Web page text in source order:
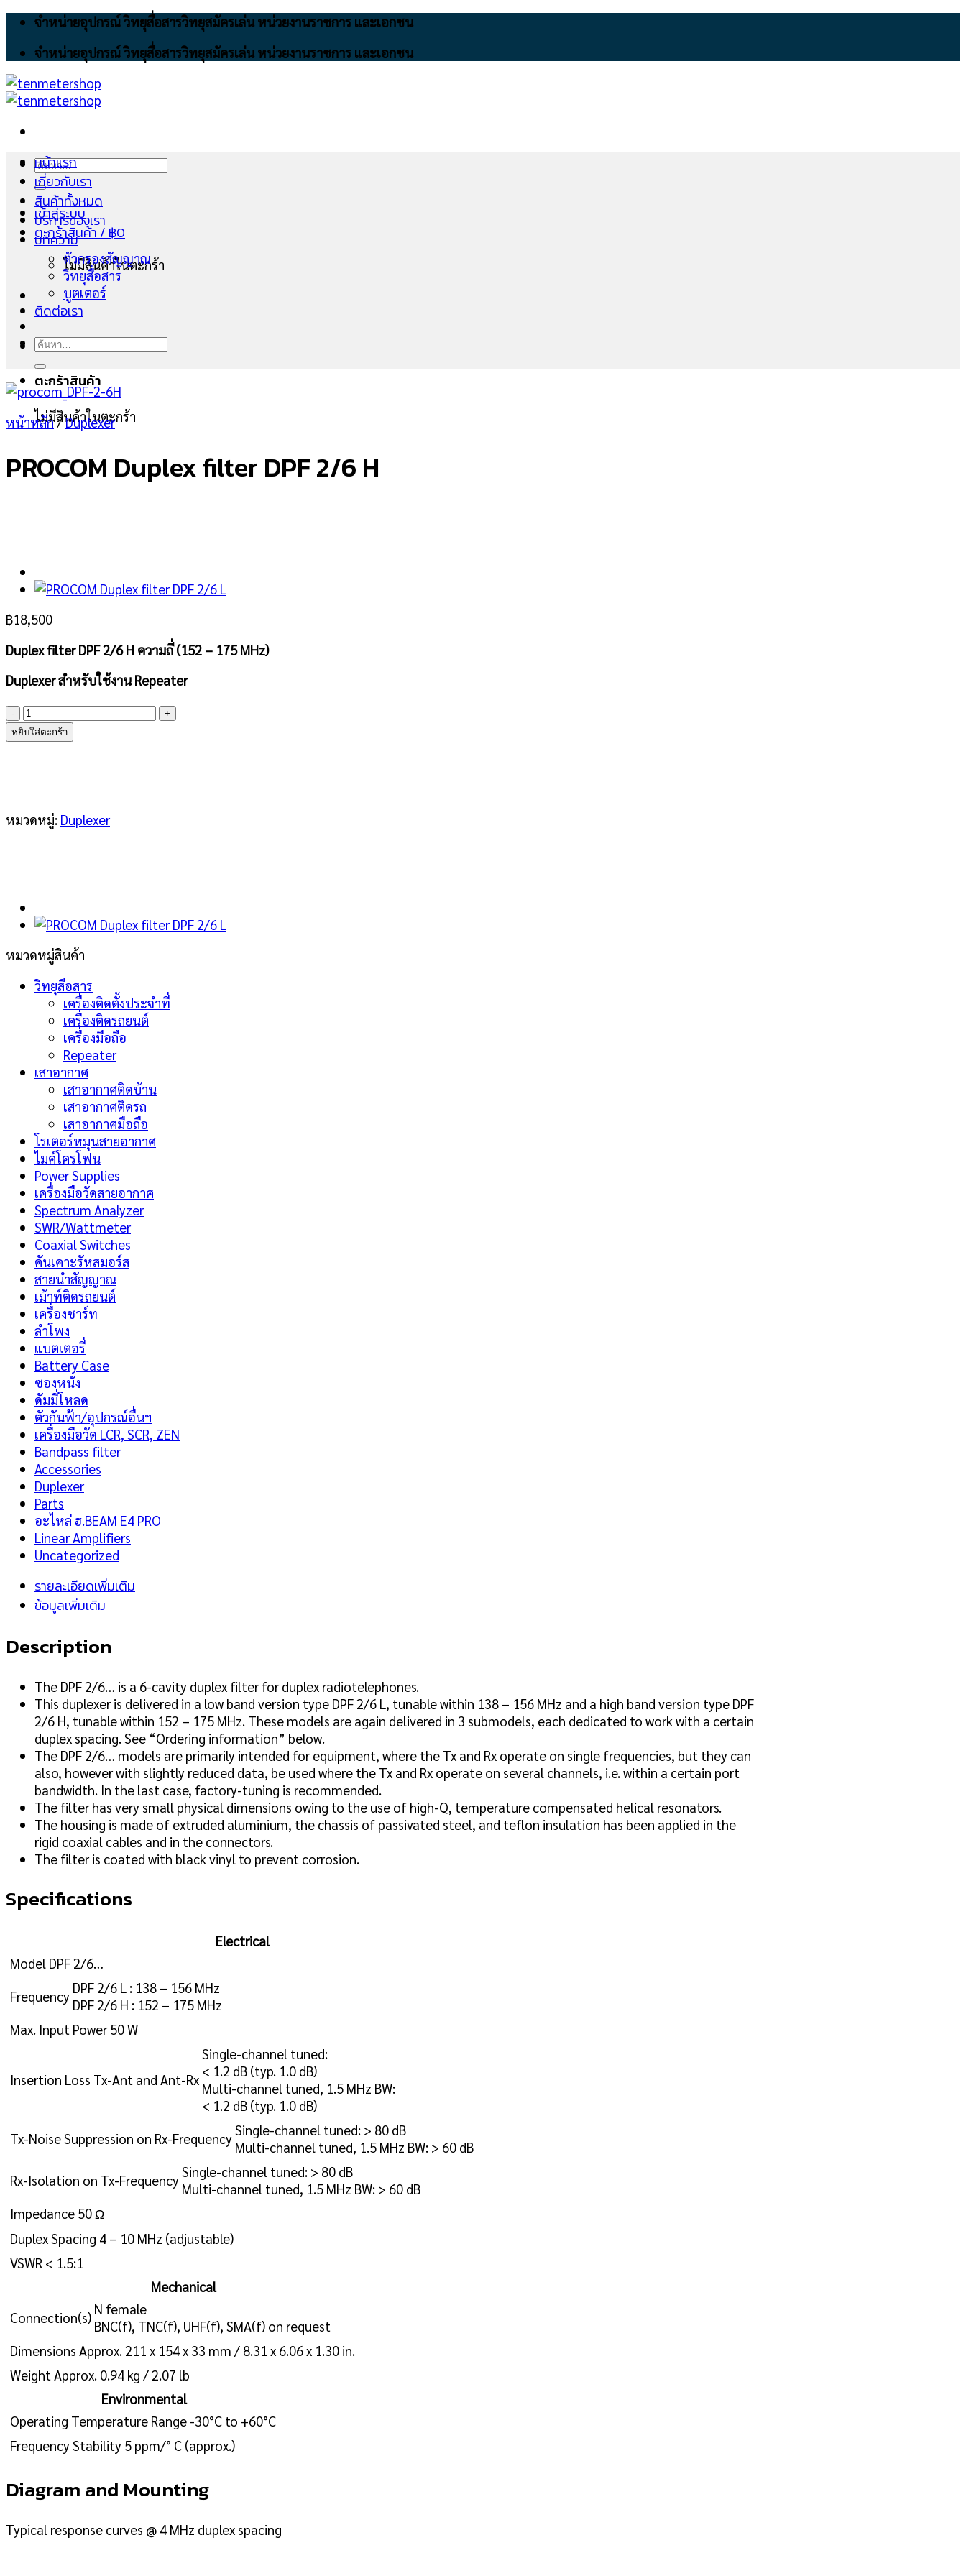
Skip
content
จำหน่ายอุปกรณ์ วิทยุสื่อสารวิทยุสมัครเล่น หน่วยงานราชการ และเอกชน
จำหน่ายอุปกรณ์ วิทยุสื่อสารวิทยุสมัครเล่น หน่วยงานราชการ และเอกชน
ค้นหา:
เข้าสู่ระบบ
ตะกร้าสินค้า /฿0
ไม่มีสินค้าในตะกร้า
ตะกร้าสินค้า
ไม่มีสินค้าในตะกร้า
หน้าแรก
เกี่ยวกับเรา
สินค้าทั้งหมด
บริการของเรา
บทความ
ตัวกรองสัญญาณ
วิทยุสื่อสาร
บูตเตอร์
ติดต่อเรา
ค้นหา:
หน้าหลัก/Duplexer
PROCOM Duplex filter DPF 2/6 H
฿18,500
Duplex filter DPF 2/6 H ความถี่ (152 – 175 MHz)
Duplexer สำหรับใช้งาน Repeater
จำนวน
PROCOM
Duplex
H
ชิ้น
หยิบใส่ตะกร้า
หมวดหมู่: Duplexer
หมวดหมู่สินค้า
วิทยุสือสาร
เครื่องติดตั้งประจำที่
เครื่องติดรถยนต์
เครื่องมือถือ
Repeater
เสาอากาศ
เสาอากาศติดบ้าน
เสาอากาศติดรถ
เสาอากาศมือถือ
โรเตอร์หมุนสายอากาศ
ไมค์โครโฟน
Power Supplies
เครื่องมือวัดสายอากาศ
Spectrum Analyzer
SWR/Wattmeter
Coaxial Switches
คันเคาะรัหสมอร์ส
สายนำสัญญาณ
เม้าท์ติดรถยนต์
เครื่องชาร์ท
ลำโพง
แบตเตอรี่
Battery Case
ซองหนัง
ดัมมี่โหลด
ตัวกันฟ้า/อุปกรณ์อื่นฯ
เครื่องมือวัด LCR, SCR, ZEN
Bandpass filter
Accessories
Duplexer
Parts
อะไหล่ ฮ.BEAM E4 PRO
Linear Amplifiers
Uncategorized
รายละเอียดเพิ่มเติม
ข้อมูลเพิ่มเติม
Description
The DPF 2/6… is a 6-cavity duplex filter for duplex radiotelephones.
This duplexer is delivered in a low band version type DPF 2/6 L, tunable within 138 – 156 MHz and a high band version type DPF
2/6 H, tunable within 152 – 175 MHz. These models are again delivered in 3 submodels, each dedicated to work with a certain
duplex spacing. See “Ordering information” below.
The DPF 2/6… models are primarily intended for equipment, where the Tx and Rx operate on single frequencies, but they can
also, however with slightly reduced data, be used where the Tx and Rx operate on several channels, i.e. within a certain port
bandwidth. In the last case, factory-tuning is recommended.
The filter has very small physical dimensions owing to the use of high-Q, temperature compensated helical resonators.
The housing is made of extruded aluminium, the chassis of passivated steel, and teflon insulation has been applied in the
rigid coaxial cables and in the connectors.
The filter is coated with black vinyl to prevent corrosion.
Specifications
Electrical
Model DPF 2/6…
Frequency DPF 2/6 L : 138 – 156 MHz
DPF 2/6 H : 152 – 175 MHz
Max. Input Power 50 W
Insertion Loss Tx-Ant and Ant-Rx
Single-channel tuned:
< 1.2 dB (typ. 1.0 dB)
Multi-channel tuned, 1.5 MHz BW:
< 1.2 dB (typ. 1.0 dB)
Tx-Noise Suppression on Rx-Frequency Single-channel tuned: > 80 dB
Multi-channel tuned, 1.5 MHz BW: > 60 dB
Rx-Isolation on Tx-Frequency Single-channel tuned: > 80 dB
Multi-channel tuned, 1.5 MHz BW: > 60 dB
Impedance 50 Ω
Duplex Spacing 4 – 10 MHz (adjustable)
VSWR < 1.5:1
Mechanical
Connection(s) N female
BNC(f), TNC(f), UHF(f), SMA(f) on request
Dimensions Approx. 211 x 154 x 33 mm / 8.31 x 6.06 x 1.30 in.
Weight Approx. 0.94 kg / 2.07 lb
Environmental
Operating Temperature Range -30°C to +60°C
Frequency Stability 5 ppm/° C (approx.)
Diagram and Mounting
Typical response curves @ 4 MHz duplex spacing